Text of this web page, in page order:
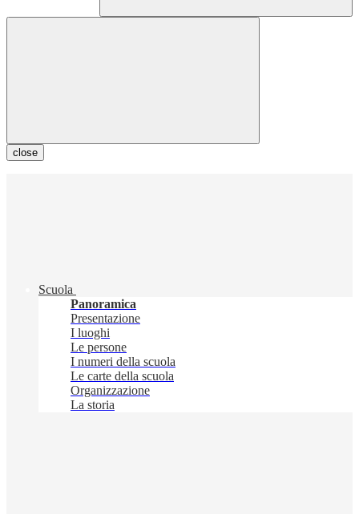
close
Scuola
Panoramica
Presentazione
I luoghi
Le persone
I numeri della scuola
Le carte della scuola
Organizzazione
La storia